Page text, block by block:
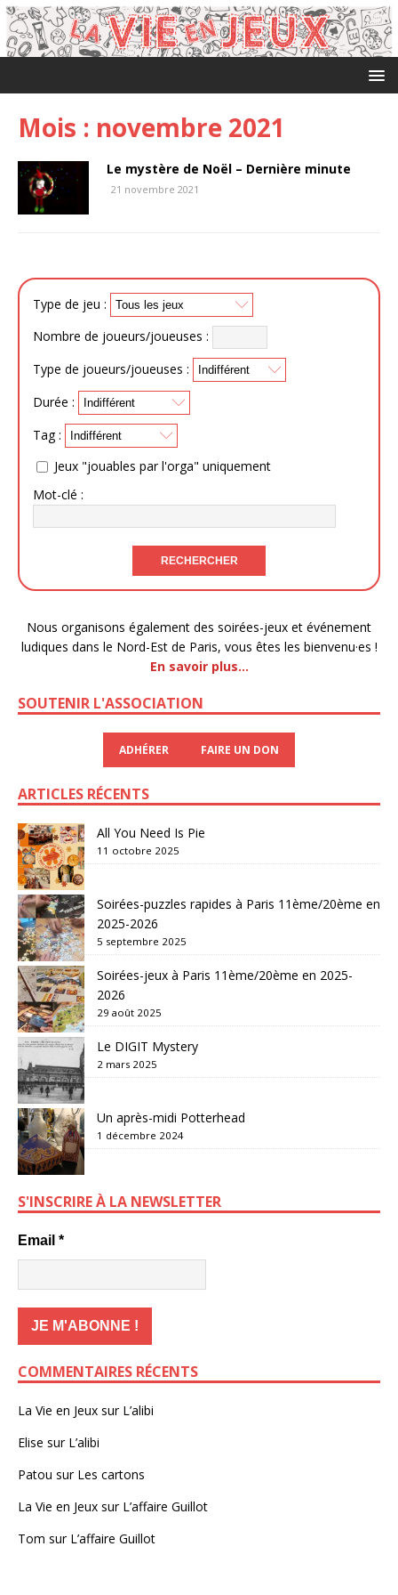
Mois : novembre 2021
Le mystère de Noël – Dernière minute
21 novembre 2021
Type de jeu :
Nombre de joueurs/joueuses :
Type de joueurs/joueuses :
Durée :
Tag :
Jeux "jouables par l'orga" uniquement
Mot-clé :
Nous organisons également des soirées-jeux et événement
ludiques dans le Nord-Est de Paris, vous êtes les bienvenu·es !
En savoir plus…
SOUTENIR L'ASSOCIATION
ADHÉRER FAIRE UN DON
ARTICLES RÉCENTS
All You Need Is Pie
11 octobre 2025
Soirées-puzzles rapides à Paris 11ème/20ème en
2025-2026
5 septembre 2025
Soirées-jeux à Paris 11ème/20ème en 2025-
2026
29 août 2025
Le DIGIT Mystery
2 mars 2025
Un après-midi Potterhead
1 décembre 2024
S'INSCRIRE À LA NEWSLETTER
Email *
COMMENTAIRES RÉCENTS
La Vie en Jeux sur L’alibi
Elise sur L’alibi
Patou sur Les cartons
La Vie en Jeux sur L’affaire Guillot
Tom sur L’affaire Guillot